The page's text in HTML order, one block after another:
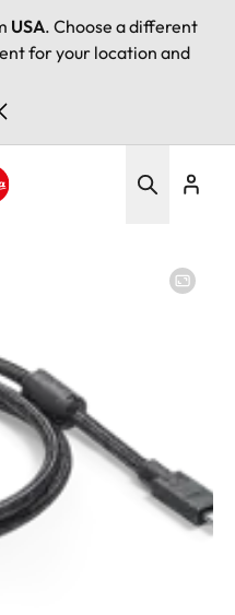
USA. Choose a different
for your location and